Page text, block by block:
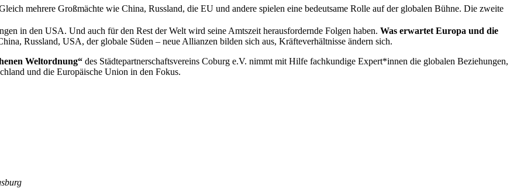
mehrere Großmächte wie China, Russland, die EU und andere spielen eine bedeutsame Rolle auf der globalen Bühne. Die zweite
in den USA. Und auch für den Rest der Welt wird seine Amtszeit herausfordernde Folgen haben. Was erwartet Europa und die
Russland, USA, der globale Süden – neue Allianzen bilden sich aus, Kräfteverhältnisse ändern sich.
Weltordnung“ des Städtepartnerschaftsvereins Coburg e.V. nimmt mit Hilfe fachkundige Expert*innen die globalen Beziehungen,
und die Europäische Union in den Fokus.